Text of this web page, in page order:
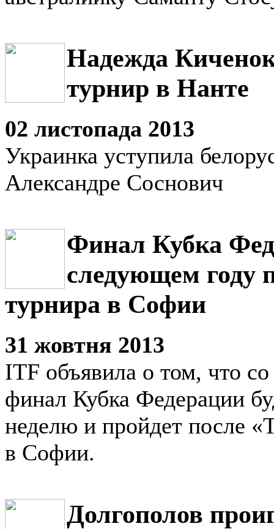
Надежда
турнир в Нанте
02 листопада 2013
Украинка уступила
Александре Соснович
Финал Кубка
следующем году
турнира в Софии
31 жовтня 2013
ITF объявила о том, что
финал Кубка Федерации
неделю и пройдет после
в Софии.
Долгополов